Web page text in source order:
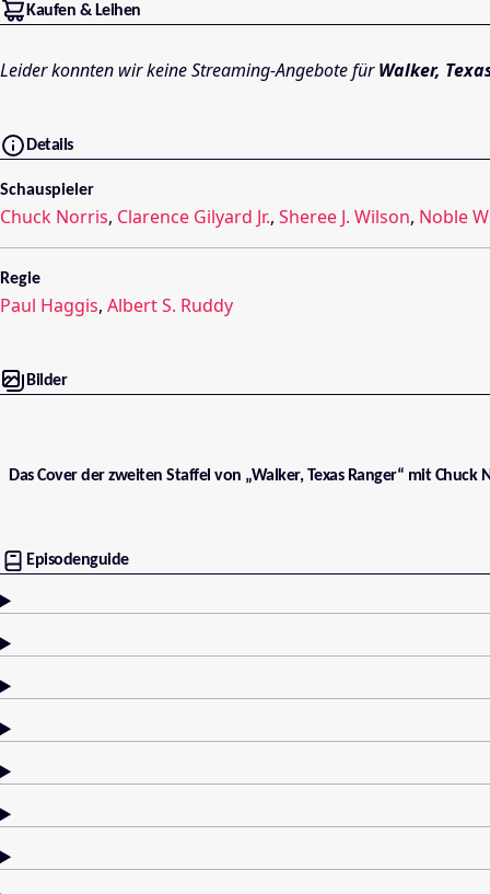
Kaufen & Leihen
Leider konnten wir keine Streaming-Angebote fürWalker,
Details
Schauspieler
Chuck Norris, Clarence Gilyard Jr., Sheree J. Wilson, Noble
Regie
Paul Haggis, Albert S. Ruddy
Bilder
Das Cover der zweiten Staffel von „Walker, Texas Ranger“ mit Chuck
Episodenguide